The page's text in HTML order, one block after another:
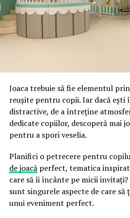
acestor decizii tehnice cu
astfel încât confortul și estetica
împreună, nu în tensiune una cu
durata de viață a amenajării,
ceea ce crește riscul de email
fraude care exploatează
Directoratul Național de
false până la tentative de furt al
financiare. Instituția recomandă
sursei mesajelor și raportarea
unic 1911.
Campaniile identificate în ultimele
false de streaming, coduri QR
promit bilete, rambursări, premii
meciuri. FBI a emis în luna mai
site-urile care clonează
modificări minore ale denumirii
Joaca trebuie să fie elementul
reușite pentru copii. Iar dacă ești
distractive, de a întreține
dedicate copiilor, descoperă mai
pentru a spori veselia.
Planifici o petrecere pentru
de joacăperfect, tematica
care să îi încânte pe micii invitați?
sunt singurele aspecte de care
unui eveniment perfect.